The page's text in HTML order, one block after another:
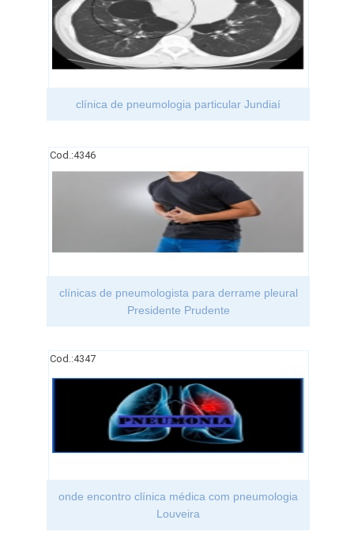
clínica de pneumologia particular Jundiaí
Cod.:4346
clínicas de pneumologista para derrame pleural
Presidente Prudente
Cod.:4347
onde encontro clínica médica com pneumologia
Louveira